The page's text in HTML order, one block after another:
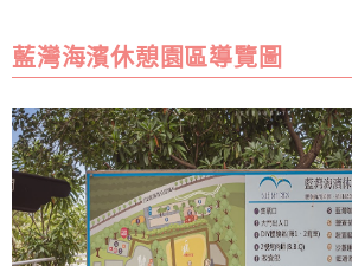
藍灣海濱休憩園區導覽圖